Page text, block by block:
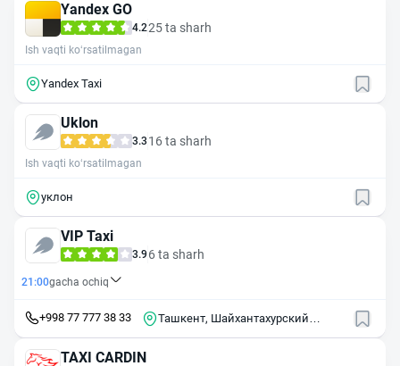
Yandex GO
4.225 ta sharh
Ish vaqti ko‘rsatilmagan
Yandex Taxi
Uklon
3.3 16 ta sharh
Ish vaqti ko‘rsatilmagan
уклон
VIP Taxi
3.9 6 ta sharh
21:00gacha ochiq
+998 77 777 38 33
Ташкент, Шайхантахурский
TAXI CARDIN